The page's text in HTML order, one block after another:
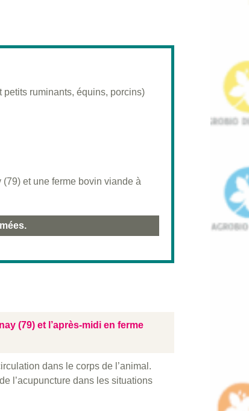
petits ruminants, équins, porcins)
et une ferme bovin viande à
(79) et l’après-midi en ferme
dans le corps de l’animal.
l’acupuncture dans les situations